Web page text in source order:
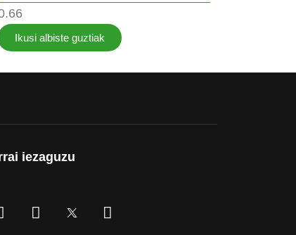
Ikusi albiste guztiak
iezaguzu